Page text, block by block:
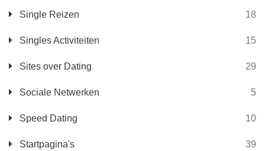
Single Reizen 18
Singles Activiteiten 15
Sites over Dating 29
Sociale Netwerken 5
Speed Dating 10
Startpagina's 39